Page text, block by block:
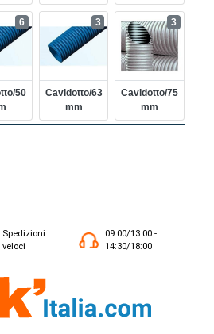
50
6
Cavidotto/63
Mm
3
Cavidotto/75
Mm
3
Spedizioni
veloci
09:00/13:00 -
14:30/18:00